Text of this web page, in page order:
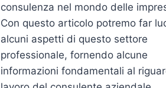
consulenza nel mondo delle
Con questo articolo potremo far
alcuni aspetti di questo settore
professionale, fornendo alcune
informazioni fondamentali al